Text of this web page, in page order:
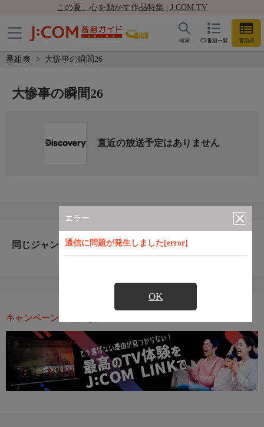
この夏、心を動かす作品特集 | J:COM TV
CS番組一覧 番組表
検索
番組表 大惨事の瞬間26
エラー
通信に問題が発生しました[error]
OK
大惨事の瞬間26
直近の放送予定はありません
同じジャンルのおすすめ番組
キャンペーン・お得な情報